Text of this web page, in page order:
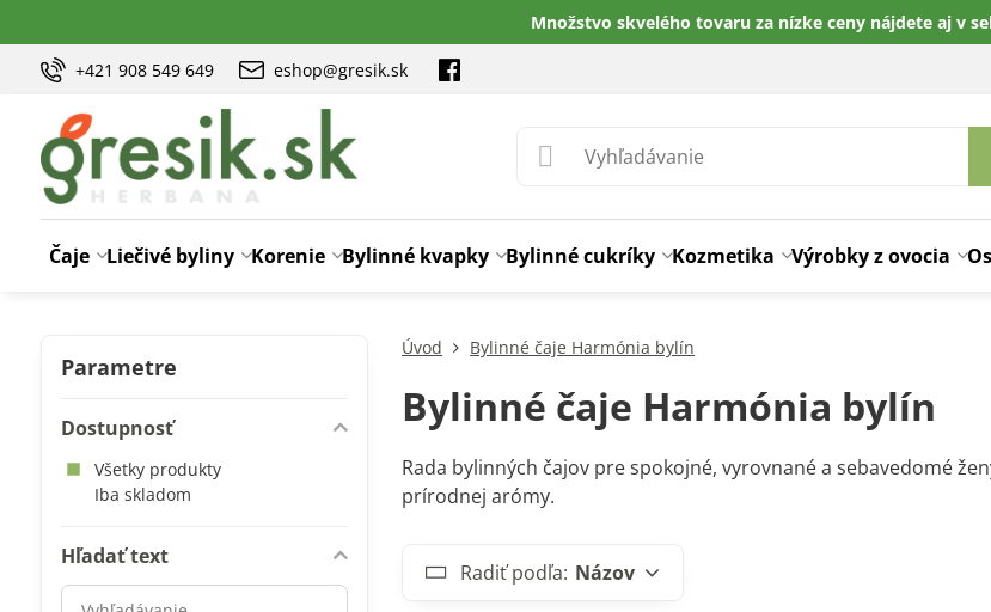
Množstvo skvelého tovaru za nízke ceny nájdete aj v
+421 908 549 649 eshop@gresik.sk
Čaje Liečivé byliny Korenie Bylinné kvapky Bylinné cukríky Kozmetika Výrobky z ovocia
Úvod Bylinné čaje Harmónia bylín
Bylinné čaje Harmónia bylín
Rada bylinných čajov pre spokojné, vyrovnané a sebavedomé
prírodnej arómy.
Radiť podľa: Názov
Parametre
Dostupnosť
Všetky produkty
Iba skladom
Hľadať text
Prehľadať